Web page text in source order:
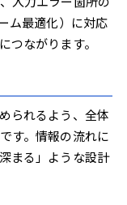
ム最適化）に対応
つながります。
られるよう、全体
す。情報の流れに
まる」ような設計